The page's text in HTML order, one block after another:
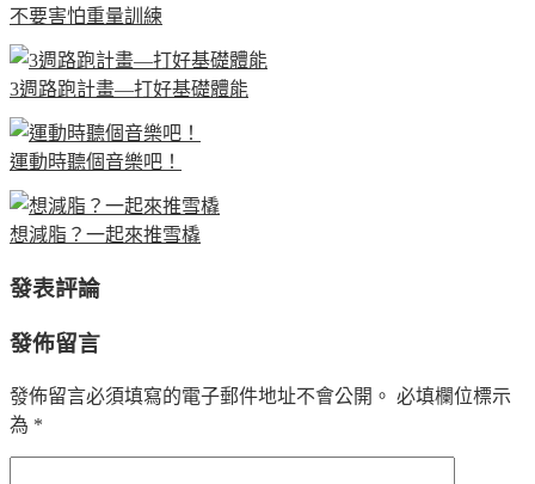
不要害怕重量訓練
3週路跑計畫—打好基礎體能
運動時聽個音樂吧！
想減脂？一起來推雪橇
發表評論
發佈留言
發佈留言必須填寫的電子郵件地址不會公開。 必填欄位標示
為 *